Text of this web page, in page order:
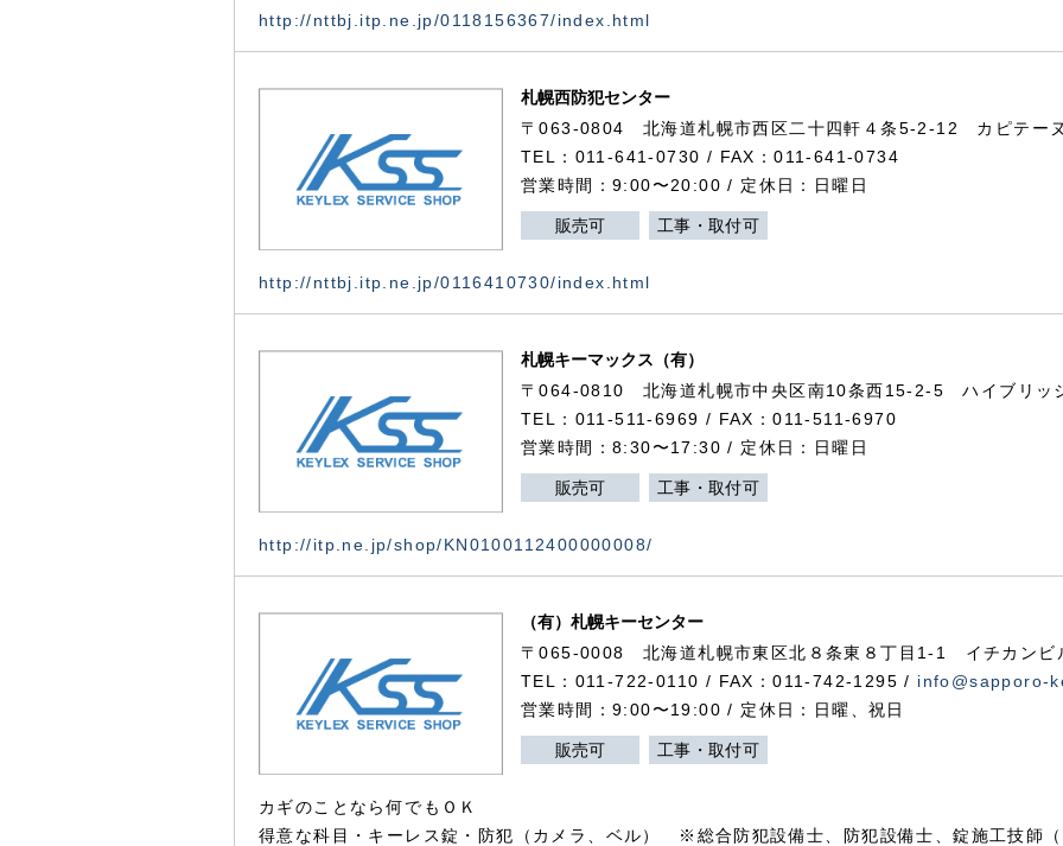
http://nttbj.itp.ne.jp/0118156367/index.html
札幌西防犯センター
〒063-0804 北海道札幌市西区二十四軒４条5-2-12 カピテー
TEL：011-641-0730 / FAX：011-641-0734
営業時間：9:00〜20:00 / 定休日：日曜日
販売可 工事・取付可
http://nttbj.itp.ne.jp/0116410730/index.html
札幌キーマックス（有）
〒064-0810 北海道札幌市中央区南10条西15-2-5 ハイブリッ
TEL：011-511-6969 / FAX：011-511-6970
営業時間：8:30〜17:30 / 定休日：日曜日
販売可 工事・取付可
http://itp.ne.jp/shop/KN0100112400000008/
（有）札幌キーセンター
〒065-0008 北海道札幌市東区北８条東８丁目1-1 イチカンビ
TEL：011-722-0110 / FAX：011-742-1295 / info@sapporo-
営業時間：9:00〜19:00 / 定休日：日曜、祝日
販売可 工事・取付可
カギのことなら何でもＯＫ
得意な科目・キーレス錠・防犯（カメラ、ベル） ※総合防犯設備士、防犯設備士、錠施工技師